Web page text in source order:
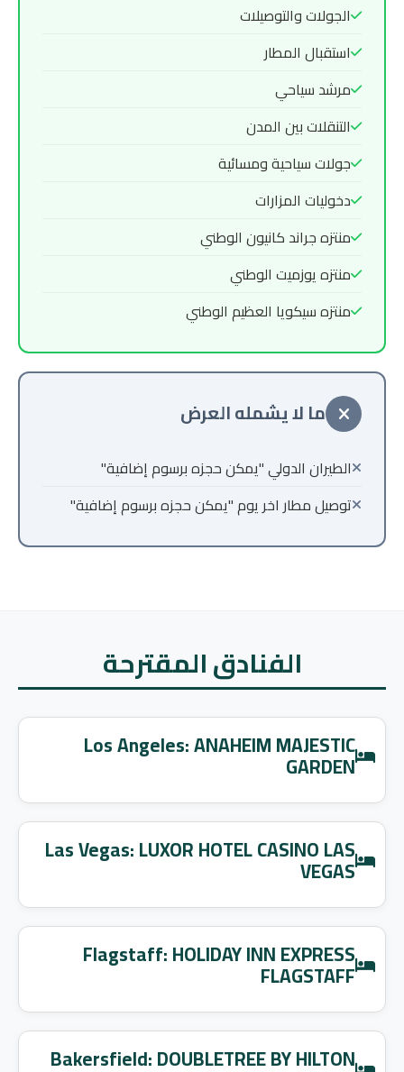
الجولات والتوصيلات
استقبال المطار
مرشد سياحي
التنقلات بين المدن
جولات سياحية ومسائية
دخوليات المزارات
منتزه جراند كانيون الوطني
منتزه يوزميت الوطني
منتزه سيكويا العظيم الوطني
ما لا يشمله العرض
الطيران الدولي "يمكن حجزه برسوم إضافية"
توصيل مطار اخر يوم "يمكن حجزه برسوم إضافية"
الفنادق المقترحة
Los Angeles: ANAHEIM MAJESTIC
GARDEN
Las Vegas: LUXOR HOTEL CASINO LAS
VEGAS
Flagstaff: HOLIDAY INN EXPRESS
FLAGSTAFF
Bakersfield: DOUBLETREE BY HILTON